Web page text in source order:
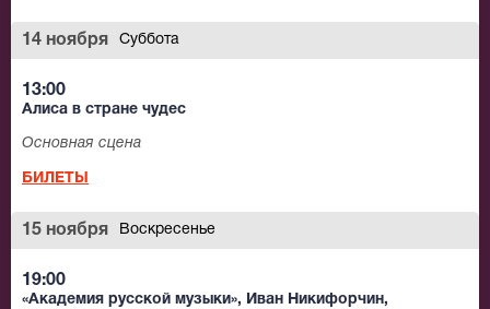
14 ноября Суббота
13:00
Алиса в стране чудес
Основная сцена
БИЛЕТЫ
15 ноября Воскресенье
19:00
«Академия русской музыки», Иван Никифорчин,